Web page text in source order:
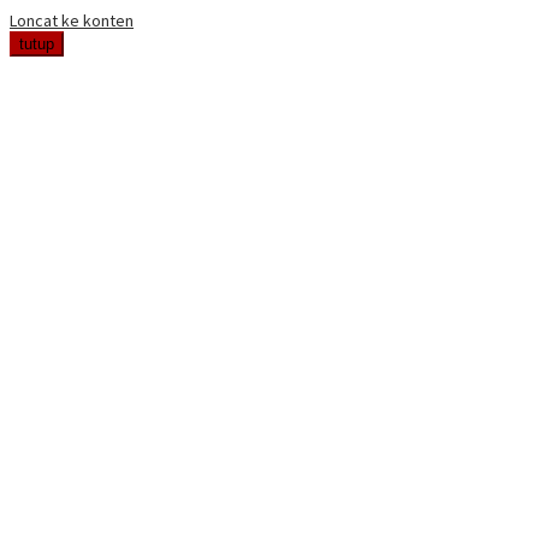
Loncat ke konten
tutup